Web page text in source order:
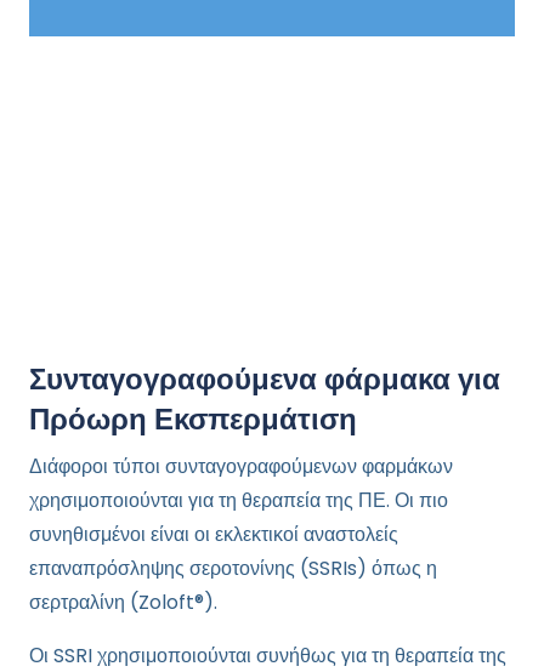
Συνταγογραφούμενα φάρμακα για
Πρόωρη Εκσπερμάτιση
Διάφοροι τύποι συνταγογραφούμενων φαρμάκων
χρησιμοποιούνται για τη θεραπεία της ΠΕ. Οι πιο
συνηθισμένοι είναι οι εκλεκτικοί αναστολείς
επαναπρόσληψης σεροτονίνης (SSRIs) όπως η
σερτραλίνη (Zoloft®).
Οι SSRI χρησιμοποιούνται συνήθως για τη θεραπεία της